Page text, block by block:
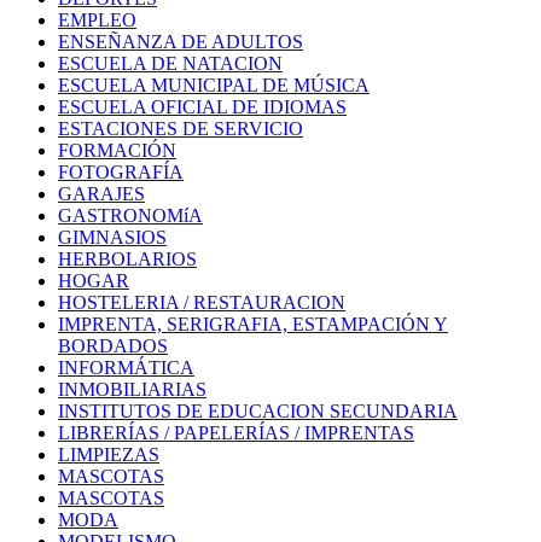
EMPLEO
ENSEÑANZA DE ADULTOS
ESCUELA DE NATACION
ESCUELA MUNICIPAL DE MÚSICA
ESCUELA OFICIAL DE IDIOMAS
ESTACIONES DE SERVICIO
FORMACIÓN
FOTOGRAFÍA
GARAJES
GASTRONOMíA
GIMNASIOS
HERBOLARIOS
HOGAR
HOSTELERIA / RESTAURACION
IMPRENTA, SERIGRAFIA, ESTAMPACIÓN Y
BORDADOS
INFORMÁTICA
INMOBILIARIAS
INSTITUTOS DE EDUCACION SECUNDARIA
LIBRERÍAS / PAPELERÍAS / IMPRENTAS
LIMPIEZAS
MASCOTAS
MASCOTAS
MODA